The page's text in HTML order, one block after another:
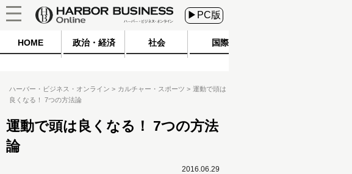
▶PC版
HOME 政治・経済 社会 国際
ハーバー・ビジネス・オンライン カルチャー・スポーツ
運動で頭は
良くなる！ 7つの方法論
運動で頭は良くなる！ 7つの方法
論
2016.06.29